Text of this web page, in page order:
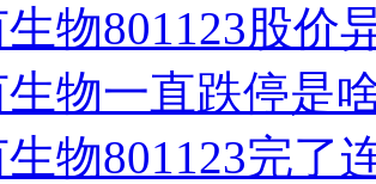
物801123股价
生物一直跌停
物801123完了